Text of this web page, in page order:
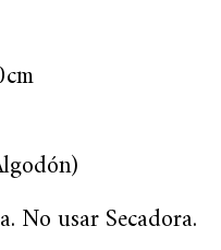
No usar Secadora.